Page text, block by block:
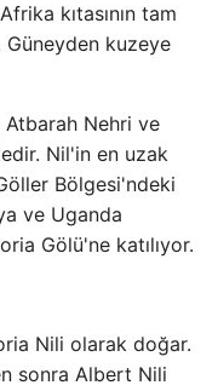
kıtasının tam
Güneyden kuzeye
Nehri ve
Nil'in en uzak
Bölgesi'ndeki
ve Uganda
Gölü'ne katılıyor.
Nili olarak doğar.
sonra Albert Nili